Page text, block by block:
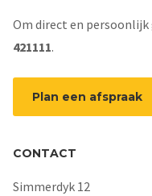
Om direct en
421111.
Plan een afspraak
CONTACT
Simmerdyk 12